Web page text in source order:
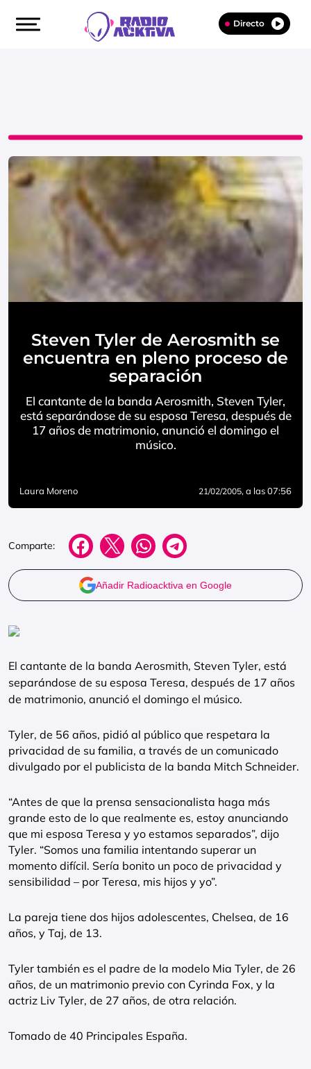
Directo
Steven Tyler de Aerosmith se
encuentra en pleno proceso de
separación
El cantante de la banda Aerosmith, Steven Tyler,
está separándose de su esposa Teresa, después de
17 años de matrimonio, anunció el domingo el
músico.
Laura Moreno 21/02/2005, a las 07:56
Comparte:
Añadir Radioacktiva en Google
El cantante de la banda Aerosmith, Steven Tyler, está
separándose de su esposa Teresa, después de 17 años
de matrimonio, anunció el domingo el músico.
Tyler, de 56 años, pidió al público que respetara la
privacidad de su familia, a través de un comunicado
divulgado por el publicista de la banda Mitch Schneider.
“Antes de que la prensa sensacionalista haga más
grande esto de lo que realmente es, estoy anunciando
que mi esposa Teresa y yo estamos separados”, dijo
Tyler. “Somos una familia intentando superar un
momento difícil. Sería bonito un poco de privacidad y
sensibilidad – por Teresa, mis hijos y yo”.
La pareja tiene dos hijos adolescentes, Chelsea, de 16
años, y Taj, de 13.
Tyler también es el padre de la modelo Mia Tyler, de 26
años, de un matrimonio previo con Cyrinda Fox, y la
actriz Liv Tyler, de 27 años, de otra relación.
Tomado de 40 Principales España.